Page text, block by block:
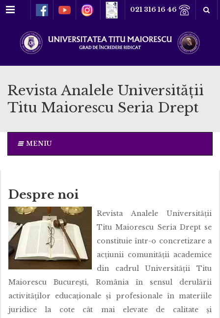
Meniu 021 316 16 46
Revista Analele Universității
Titu Maiorescu Seria Drept
MENIU
Despre noi
Revista Analele Universității
Titu Maiorescu Seria Drept se
constituie într-o concretizare a
acțiunii comunității academice
din cadrul Universității Titu
Maiorescu București, România în sensul derulării
activităților educaționale și profesionale în materiile
juridice la cote cât mai elevate de calitate și